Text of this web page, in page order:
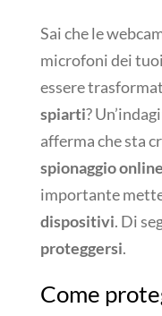
Sai che le
microfoni dei
essere
spiarti?
afferma che sta
spionaggio online
importante
dispositivi. Di
proteggersi.
Come